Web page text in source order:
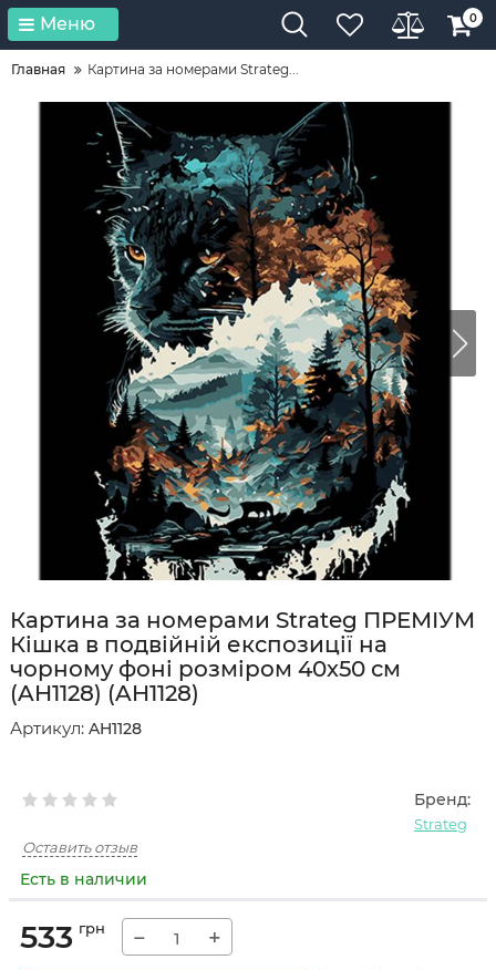
Меню 0
Главная Картина за номерами Strateg...
Картина за номерами Strateg ПРЕМІУМ
Кішка в подвійній експозиції на
чорному фоні розміром 40х50 см
(AH1128) (AH1128)
Артикул: AH1128
Бренд:
Strateg
Оставить отзыв
Есть в наличии
533 грн − +